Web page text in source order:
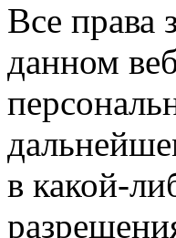
Все
данном
в какой-